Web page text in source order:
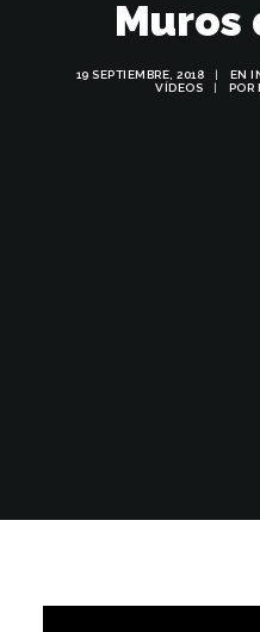
Muros
19 SEPTIEMBRE, 2018 | EN
VÍDEOS
| POR